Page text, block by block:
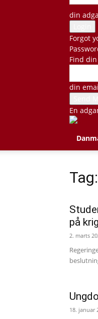
din
Forgot
Find
din
En
på krig
2. marts
18. januar